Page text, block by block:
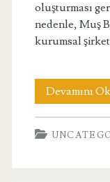
oluşturması
nedenle, Muş
kurumsal
Devamını